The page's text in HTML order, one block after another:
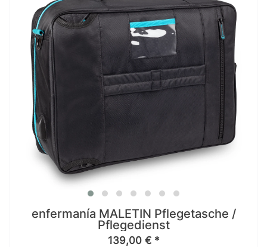
enfermanía MALETÍN Pflegetasche /
Pflegedienst
139,00 € *